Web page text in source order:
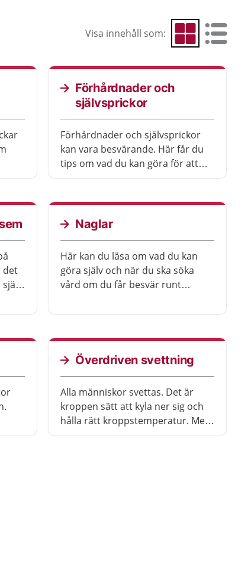
Visa innehåll som: Visa som rutnät
Visa som
Förhårdnader och
självsprickor
Förhårdnader och självsprickor
kan vara besvärande. Här får du
tips om vad du kan göra för att
det
Naglar
Här kan du läsa om vad du kan
göra själv och när du ska söka
vård om du får besvär runt
Överdriven svettning
Alla människor svettas. Det är
kroppen sätt att kyla ner sig och
hålla rätt kroppstemperatur. Men